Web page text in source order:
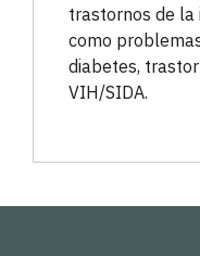
trastornos de la
como
diabetes,
VIH/SIDA.